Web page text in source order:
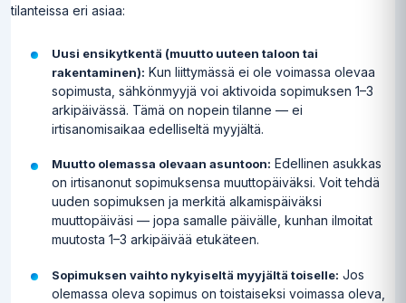
tilanteissa eri asiaa:
Uusi ensikytkentä (muutto uuteen taloon tai
rakentaminen): Kun liittymässä ei ole voimassa olevaa
sopimusta, sähkönmyyjä voi aktivoida sopimuksen 1–3
arkipäivässä. Tämä on nopein tilanne — ei
irtisanomisaikaa edelliseltä myyjältä.
Muutto olemassa olevaan asuntoon: Edellinen asukkas
on irtisanonut sopimuksensa muuttopäiväksi. Voit tehdä
uuden sopimuksen ja merkitä alkamispäiväksi
muuttopäiväsi — jopa samalle päivälle, kunhan ilmoitat
muutosta 1–3 arkipäivää etukäteen.
Sopimuksen vaihto nykyiseltä myyjältä toiselle: Jos
olemassa oleva sopimus on toistaiseksi voimassa oleva,